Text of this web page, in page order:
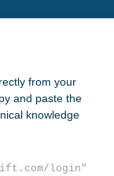
from your
and paste the
knowledge